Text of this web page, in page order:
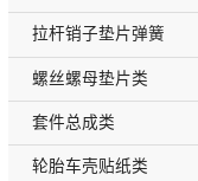
拉杆销子垫片弹簧
螺丝螺母垫片类
套件总成类
轮胎车壳贴纸类